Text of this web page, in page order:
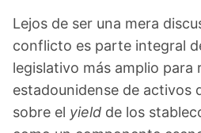
Lejos de ser una mera
conflicto es parte integral
legislativo más amplio para
estadounidense de activos
sobre el yield de los